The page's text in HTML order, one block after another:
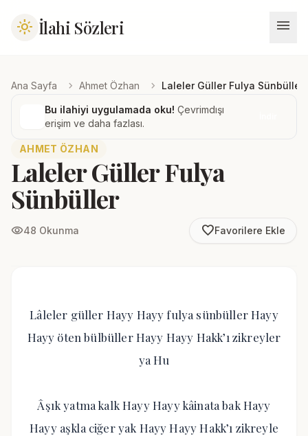
light_mode İlahi Sözleri menu
Ana Sayfa chevron_right Ahmet Özhan chevron_right Laleler Güller Fulya Sünbüller
Bu ilahiyi uygulamada oku! Çevrimdışı
erişim ve daha fazlası.
AHMET ÖZHAN
Laleler Güller Fulya
Sünbüller
visibility48 Okunma favorite_borderFavorilere Ekle
Lâleler güller Hayy Hayy fulya sünbüller Hayy
Hayy öten bülbüller Hayy Hayy Hakk’ı zikreyler
ya Hu
Âşık yatma kalk Hayy Hayy kâinata bak Hayy
Hayy aşkla ciğer yak Hayy Hayy Hakk’ı zikreyle